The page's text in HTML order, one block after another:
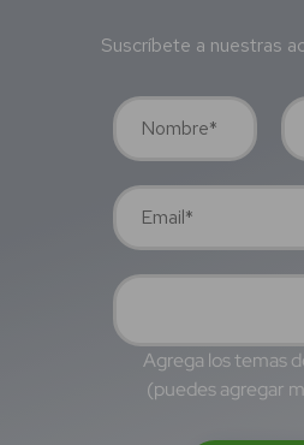
Suscríbete a nuestras
Agrega los temas
(puedes agregar